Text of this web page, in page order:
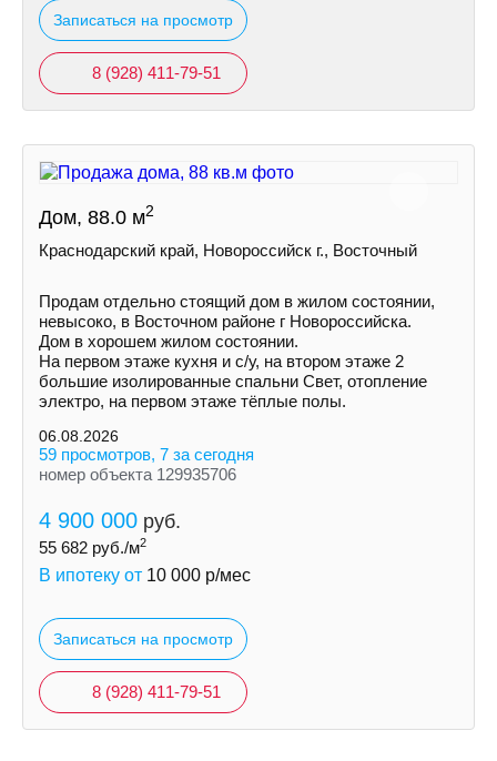
Записаться на просмотр
8 (928) 411-79-51
Дом, 88.0 м2
Краснодарский край, Новороссийск г., Восточный
Продам отдельно стоящий дом в жилом состоянии,
невысоко, в Восточном районе г Новороссийска.
Дом в хорошем жилом состоянии.
На первом этаже кухня и с/у, на втором этаже 2
большие изолированные спальни Свет, отопление
электро, на первом этаже тёплые полы.
06.08.2026
59 просмотров, 7 за сегодня
номер объекта 129935706
4 900 000 руб.
55 682 руб./м2
В ипотеку от 10 000 р/мес
Записаться на просмотр
8 (928) 411-79-51